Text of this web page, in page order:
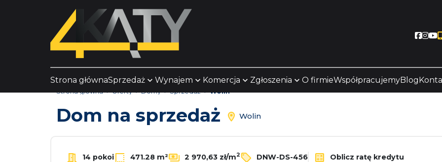
Strona głównaSprzedaż Wynajem Komercja Zgłoszenia O firmieWspółpracujemyBlog
Strona główna Oferty Domy Sprzedaż Wolin
Dom na sprzedaż Wolin
14 pokoi 471.28 m² 2 970,63 zł/m2 DNW-DS-456 Oblicz ratę kredytu